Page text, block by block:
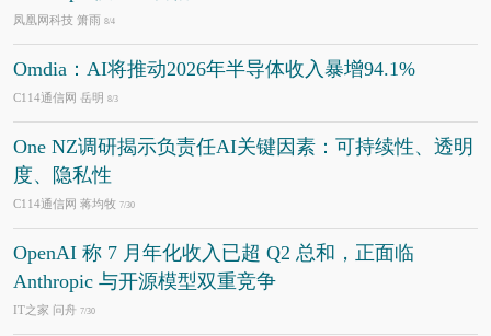
凤凰网科技 箫雨 8/4
Omdia：AI将推动2026年半导体收入暴增94.1%
C114通信网 岳明 8/3
One NZ调研揭示负责任AI关键因素：可持续性、透明
度、隐私性
C114通信网 蒋均牧 7/30
OpenAI 称 7 月年化收入已超 Q2 总和，正面临
Anthropic 与开源模型双重竞争
IT之家 问舟 7/30